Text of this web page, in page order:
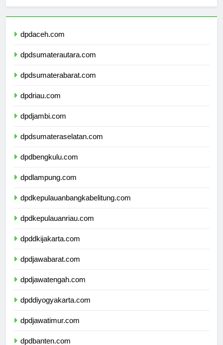
dpdaceh.com
dpdsumaterautara.com
dpdsumaterabarat.com
dpdriau.com
dpdjambi.com
dpdsumateraselatan.com
dpdbengkulu.com
dpdlampung.com
dpdkepulauanbangkabelitung.com
dpdkepulauanriau.com
dpddkijakarta.com
dpdjawabarat.com
dpdjawatengah.com
dpddiyogyakarta.com
dpdjawatimur.com
dpdbanten.com